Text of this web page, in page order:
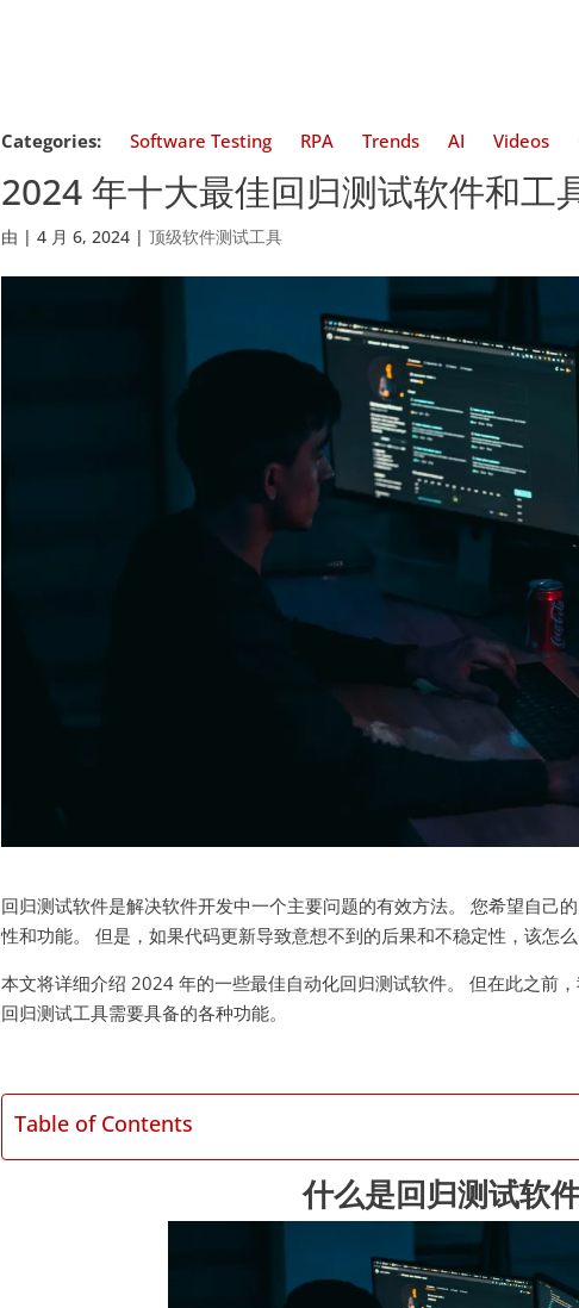
Categories: Software Testing RPA Trends AI Videos
2024 年十大最佳回归测试软件和工
由 |4 月 6, 2024 |顶级软件测试工具
回归测试软件是解决软件开发中一个主要问题的有效方法。 您希望自己
性和功能。 但是，如果代码更新导致意想不到的后果和不稳定性，该怎
本文将详细介绍 2024 年的一些最佳自动化回归测试软件。 但在此之前
回归测试工具需要具备的各种功能。
Table of Contents
什么是回归测试软